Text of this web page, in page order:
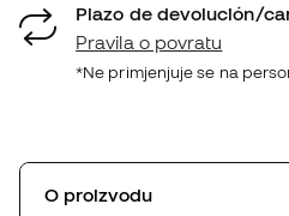
Plazo de devolución/
Pravila o povratu
*Ne primjenjuje se na
O proizvodu